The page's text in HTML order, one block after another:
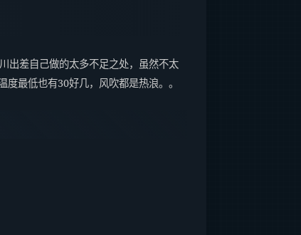
出差自己做的太多不足之处，虽然不太
最低也有30好几，风吹都是热浪。。